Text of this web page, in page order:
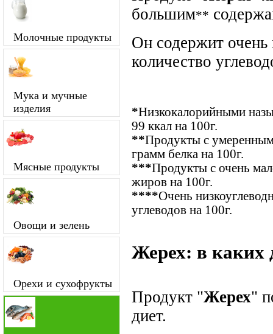
Молочные продукты
Мука и мучные
изделия
Мясные продукты
Овощи и зелень
Орехи и сухофрукты
большим**
Он содержит очень
количество
*Низкокалорийными
99 ккал на 100г.
**Продукты с
грамм белка на 100г.
***Продукты с очень
жиров на 100г.
****Очень
углеводов на 100г.
Жерех: в каких
Продукт "Жерех"
диет.